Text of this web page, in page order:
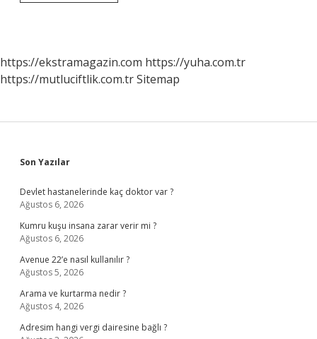
Demek
https://ekstramagazin.com https://yuha.com.tr
https://mutluciftlik.com.trSitemap
Sidebar
Son Yazılar
Devlet hastanelerinde kaç doktor var ?
Ağustos 6, 2026
Kumru kuşu insana zarar verir mi ?
Ağustos 6, 2026
Avenue 22’e nasıl kullanılır ?
Ağustos 5, 2026
Arama ve kurtarma nedir ?
Ağustos 4, 2026
Adresim hangi vergi dairesine bağlı ?